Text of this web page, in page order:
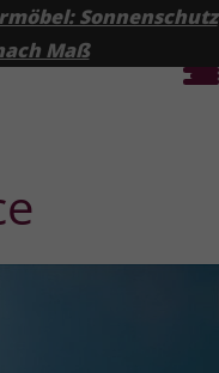
Sonnenschutz
Maß